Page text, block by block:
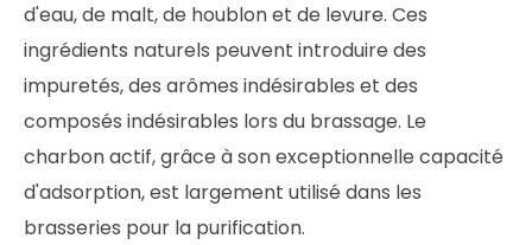
d'eau, de malt, de houblon et de levure. Ces
ingrédients naturels peuvent introduire des
impuretés, des arômes indésirables et des
composés indésirables lors du brassage. Le
charbon actif, grâce à son exceptionnelle capacité
d'adsorption, est largement utilisé dans les
brasseries pour la purification.